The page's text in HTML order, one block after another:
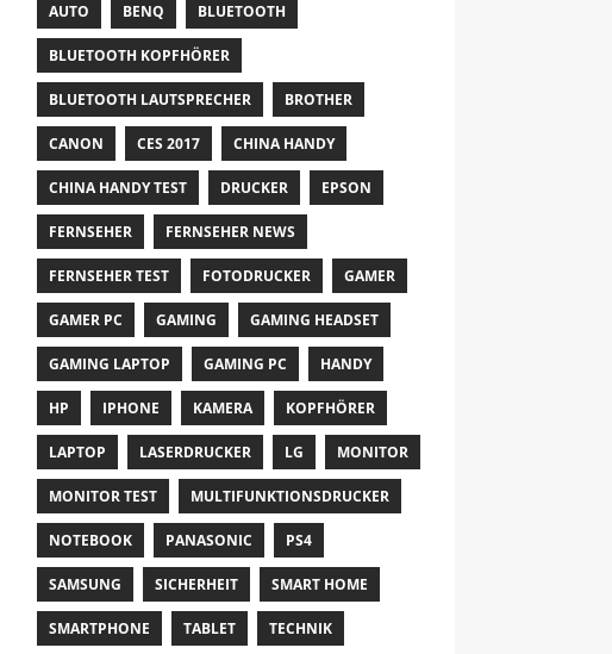
AUTO BENQ BLUETOOTH
BLUETOOTH KOPFHÖRER
BLUETOOTH LAUTSPRECHER BROTHER
CANON CES 2017 CHINA HANDY
CHINA HANDY TEST DRUCKER EPSON
FERNSEHER FERNSEHER NEWS
FERNSEHER TEST FOTODRUCKER GAMER
GAMER PC GAMING GAMING HEADSET
GAMING LAPTOP GAMING PC HANDY
HP IPHONE KAMERA KOPFHÖRER
LAPTOP LASERDRUCKER LG MONITOR
MONITOR TEST MULTIFUNKTIONSDRUCKER
NOTEBOOK PANASONIC PS4
SAMSUNG SICHERHEIT SMART HOME
SMARTPHONE TABLET TECHNIK